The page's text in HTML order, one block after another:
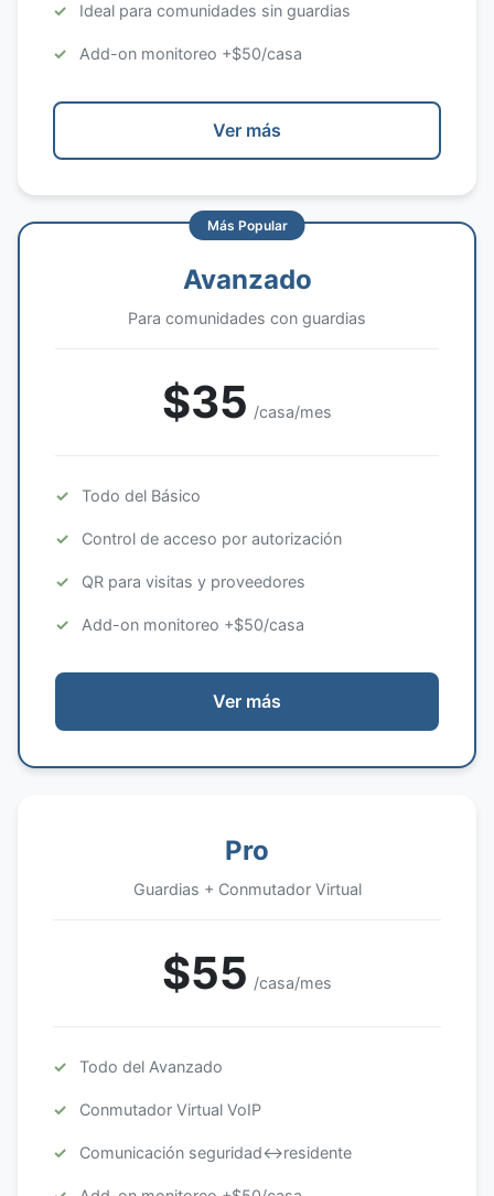
Ideal para comunidades sin guardias
Add-on monitoreo +$50/casa
Ver más
Más Popular
Avanzado
Para comunidades con guardias
$35 /casa/mes
Todo del Básico
Control de acceso por autorización
QR para visitas y proveedores
Add-on monitoreo +$50/casa
Ver más
Pro
Guardias + Conmutador Virtual
$55 /casa/mes
Todo del Avanzado
Conmutador Virtual VoIP
Comunicación seguridad↔residente